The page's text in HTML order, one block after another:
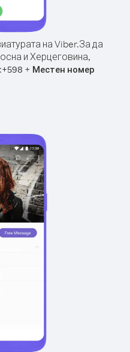
на Viber.За да
и Херцеговина,
+598 + Местен номер